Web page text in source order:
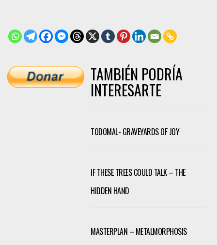
TAMBIÉN PODRÍA
INTERESARTE
TODOMAL- GRAVEYARDS OF JOY
IF THESE TREES COULD TALK – THE
HIDDEN HAND
MASTERPLAN – METALMORPHOSIS